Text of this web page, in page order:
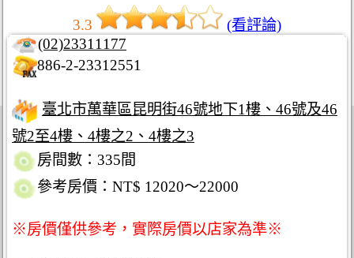
3.3
(看評論)
(02)23311177
886-2-23312551
臺北市萬華區昆明街46號地下1樓、46號及46
號2至4樓、4樓之2、4樓之3
房間數：335間
參考房價：NT$ 12020～22000
※房價僅供參考，實際房價以店家為準※